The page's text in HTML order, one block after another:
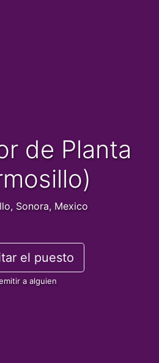
Sonora, Mexico
el puesto
a alguien